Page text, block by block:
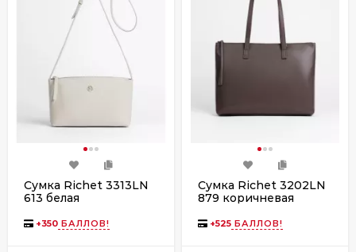
Сумка Richet 3313LN
613 белая
+350 БАЛЛОВ!
Сумка Richet 3202LN
879 коричневая
+525 БАЛЛОВ!